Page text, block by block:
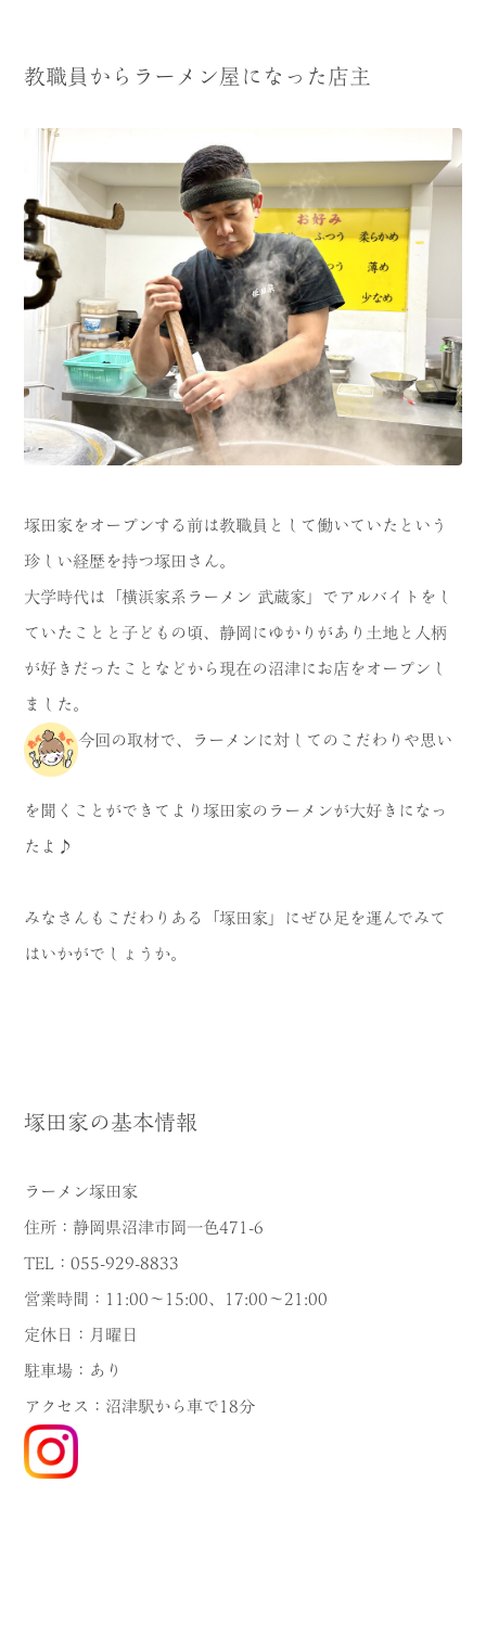
教職員からラーメン屋になった店主
塚田家をオープンする前は教職員として働いていたという
珍しい経歴を持つ塚田さん。
大学時代は「横浜家系ラーメン 武蔵家」でアルバイトをし
ていたことと子どもの頃、静岡にゆかりがあり土地と人柄
が好きだったことなどから現在の沼津にお店をオープンし
ました。
今回の取材で、ラーメンに対してのこだわりや思い
を聞くことができてより塚田家のラーメンが大好きになっ
たよ♪
みなさんもこだわりある「塚田家」にぜひ足を運んでみて
はいかがでしょうか。
塚田家の基本情報
ラーメン塚田家
住所：静岡県沼津市岡一色471-6
TEL：055-929-8833
営業時間：11:00〜15:00、17:00〜21:00
定休日：月曜日
駐車場：あり
アクセス：沼津駅から車で18分